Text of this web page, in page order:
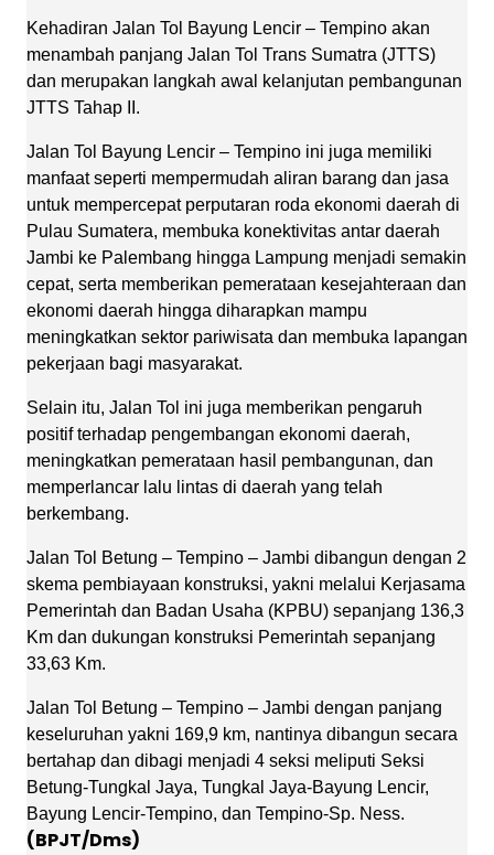
Kehadiran Jalan Tol Bayung Lencir – Tempino akan
menambah panjang Jalan Tol Trans Sumatra (JTTS)
dan merupakan langkah awal kelanjutan pembangunan
JTTS Tahap II.
Jalan Tol Bayung Lencir – Tempino ini juga memiliki
manfaat seperti mempermudah aliran barang dan jasa
untuk mempercepat perputaran roda ekonomi daerah di
Pulau Sumatera, membuka konektivitas antar daerah
Jambi ke Palembang hingga Lampung menjadi semakin
cepat, serta memberikan pemerataan kesejahteraan dan
ekonomi daerah hingga diharapkan mampu
meningkatkan sektor pariwisata dan membuka lapangan
pekerjaan bagi masyarakat.
Selain itu, Jalan Tol ini juga memberikan pengaruh
positif terhadap pengembangan ekonomi daerah,
meningkatkan pemerataan hasil pembangunan, dan
memperlancar lalu lintas di daerah yang telah
berkembang.
Jalan Tol Betung – Tempino – Jambi dibangun dengan 2
skema pembiayaan konstruksi, yakni melalui Kerjasama
Pemerintah dan Badan Usaha (KPBU) sepanjang 136,3
Km dan dukungan konstruksi Pemerintah sepanjang
33,63 Km.
Jalan Tol Betung – Tempino – Jambi dengan panjang
keseluruhan yakni 169,9 km, nantinya dibangun secara
bertahap dan dibagi menjadi 4 seksi meliputi Seksi
Betung-Tungkal Jaya, Tungkal Jaya-Bayung Lencir,
Bayung Lencir-Tempino, dan Tempino-Sp. Ness.
(BPJT/Dms)